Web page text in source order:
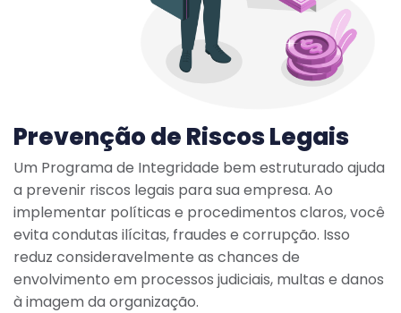
Prevenção de Riscos Legais
Um Programa de Integridade bem estruturado ajuda
a prevenir riscos legais para sua empresa. Ao
implementar políticas e procedimentos claros, você
evita condutas ilícitas, fraudes e corrupção. Isso
reduz consideravelmente as chances de
envolvimento em processos judiciais, multas e danos
à imagem da organização.